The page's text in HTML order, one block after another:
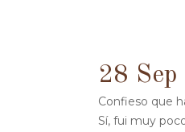
28 Sep
Confieso que
Sí, fui muy